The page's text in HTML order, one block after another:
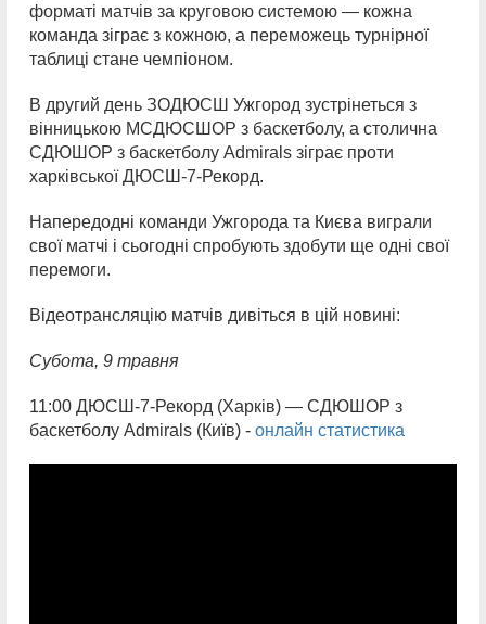
форматі матчів за круговою системою — кожна
команда зіграє з кожною, а переможець турнірної
таблиці стане чемпіоном.
В другий день ЗОДЮСШ Ужгород зустрінеться з
вінницькою МСДЮСШОР з баскетболу, а столична
СДЮШОР з баскетболу Admirals зіграє проти
харківської ДЮСШ-7-Рекорд.
Напередодні команди Ужгорода та Києва виграли
свої матчі і сьогодні спробують здобути ще одні свої
перемоги.
Відеотрансляцію матчів дивіться в цій новині:
Субота, 9 травня
11:00 ДЮСШ-7-Рекорд (Харків) — СДЮШОР з
баскетболу Admirals (Київ) - онлайн статистика